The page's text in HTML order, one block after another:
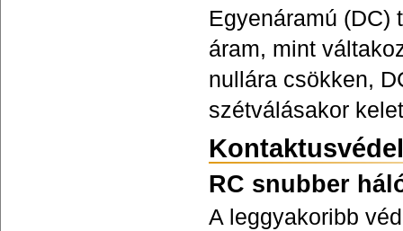
Egyenáramú (DC)
áram, mint
nullára csökken,
szétválásakor
RC snubber
A leggyakoribb